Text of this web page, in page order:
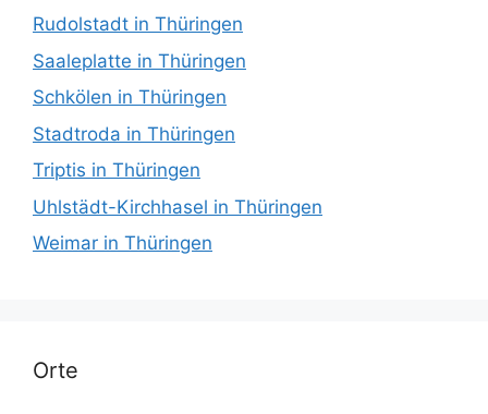
Rudolstadt in Thüringen
Saaleplatte in Thüringen
Schkölen in Thüringen
Stadtroda in Thüringen
Triptis in Thüringen
Uhlstädt-Kirchhasel in Thüringen
Weimar in Thüringen
Orte